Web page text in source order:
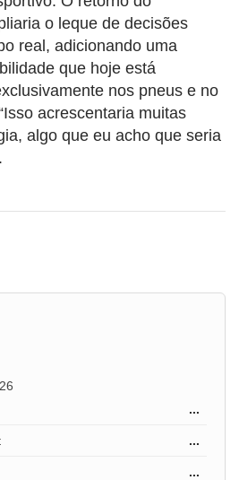
o leque de decisões
real, adicionando uma
que hoje está
nos pneus e no
acrescentaria muitas
algo que eu acho que seria
...
...
...